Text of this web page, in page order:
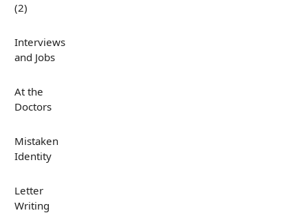
(2)
Interviews
and Jobs
At the
Doctors
Mistaken
Identity
Letter
Writing